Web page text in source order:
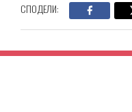
СПОДЕЛИ: